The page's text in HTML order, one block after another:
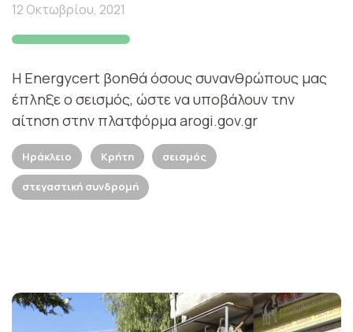
12 Οκτωβρίου, 2021
Η Energycert βοηθά όσους συνανθρώπους μας
έπληξε ο σεισμός, ώστε να υποβάλουν την
αίτηση στην πλατφόρμα arogi.gov.gr
Ηράκλειο Κρήτη σεισμός
στεγαστική συνδρομή